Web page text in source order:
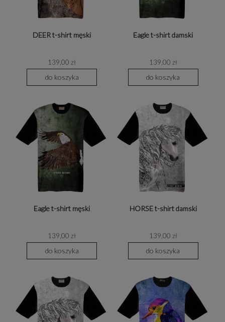
DEER t-shirt męski
139,00 zł
do koszyka
Eagle t-shirt damski
139,00 zł
do koszyka
Eagle t-shirt męski
139,00 zł
do koszyka
HORSE t-shirt damski
139,00 zł
do koszyka